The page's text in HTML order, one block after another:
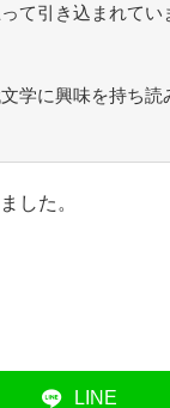
て引き込まれてい
学に興味を持ち読
した。
LINE